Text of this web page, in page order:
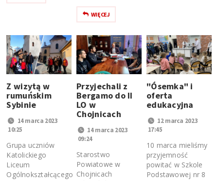
WIĘCEJ
Z wizytą w
rumuńskim
Sybinie
14 marca 2023
10:25
Grupa uczniów
Katolickiego
Liceum
Ogólnokształcącego
Przyjechali z
Bergamo do II
LO w
Chojnicach
14 marca 2023
09:24
Starostwo
Powiatowe w
Chojnicach
"Ósemka" i
oferta
edukacyjna
12 marca 2023
17:45
10 marca mieliśmy
przyjemność
powitać w Szkole
Podstawowej nr 8